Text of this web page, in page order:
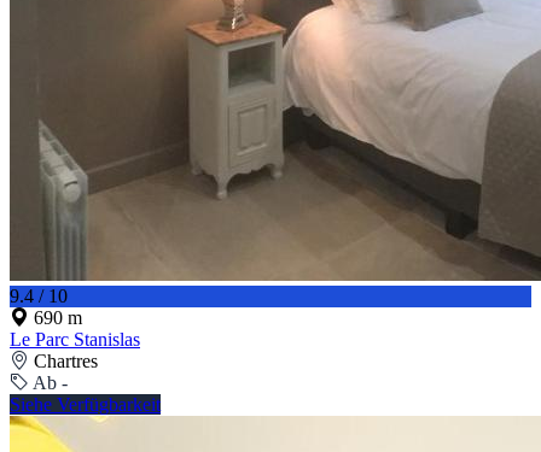
9.4 / 10
690 m
Le Parc Stanislas
Chartres
Ab -
Siehe Verfügbarkeit